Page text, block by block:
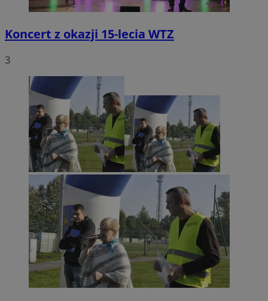
Koncert z okazji 15-lecia WTZ
3